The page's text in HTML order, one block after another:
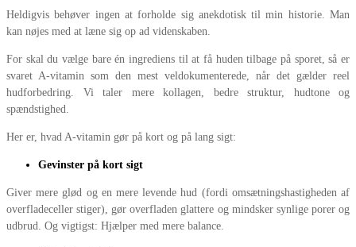
Heldigvis behøver ingen at forholde sig anekdotisk til min historie. Man
kan nøjes med at læne sig op ad videnskaben.
For skal du vælge bare én ingrediens til at få huden tilbage på sporet, så er
svaret A-vitamin som den mest veldokumenterede, når det gælder reel
hudforbedring. Vi taler mere kollagen, bedre struktur, hudtone og
spændstighed.
Her er, hvad A-vitamin gør på kort og på lang sigt:
Gevinster på kort sigt
Giver mere glød og en mere levende hud (fordi omsætningshastigheden af
overfladeceller stiger), gør overfladen glattere og mindsker synlige porer og
udbrud. Og vigtigst: Hjælper med mere balance.